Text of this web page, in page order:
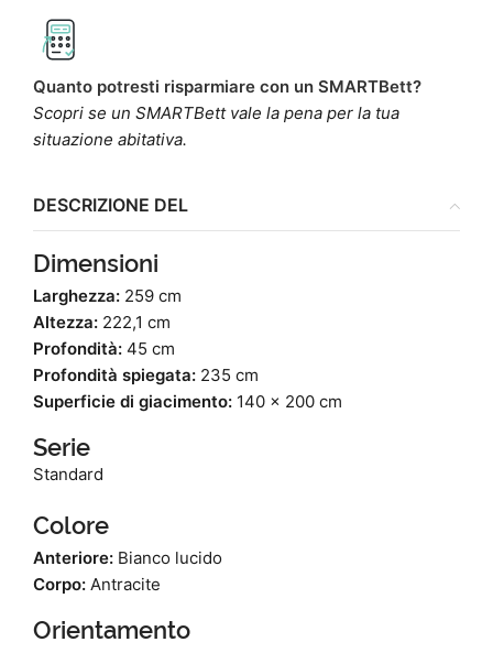
Quanto potresti risparmiare con un SMARTBett?
Scopri se un SMARTBett vale la pena per la tua
situazione abitativa.
DESCRIZIONE DEL
Dimensioni
Larghezza: 259 cm
Altezza: 222,1 cm
Profondità: 45 cm
Profondità spiegata: 235 cm
Superficie di giacimento: 140 x 200 cm
Serie
Standard
Colore
Anteriore: Bianco lucido
Corpo: Antracite
Orientamento